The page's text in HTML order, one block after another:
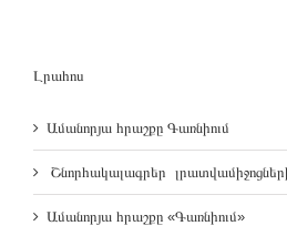
Լրահոս
Ամանորյա հրաշքը Գառնիում
Շնորհակալագրեր
Ամանորյա հրաշքը «Գառնիում»